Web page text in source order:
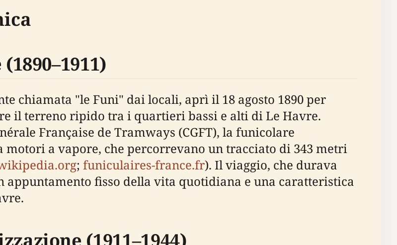
chiamata "le Funi" dai locali, aprì il 18 agosto 1890 per
il terreno ripido tra i quartieri bassi e alti di Le Havre.
Française de Tramways (CGFT), la funicolare
a vapore, che percorrevano un tracciato di 343 metri
; funiculaires-france.fr). Il viaggio, che durava
fisso della vita quotidiana e una caratteristica